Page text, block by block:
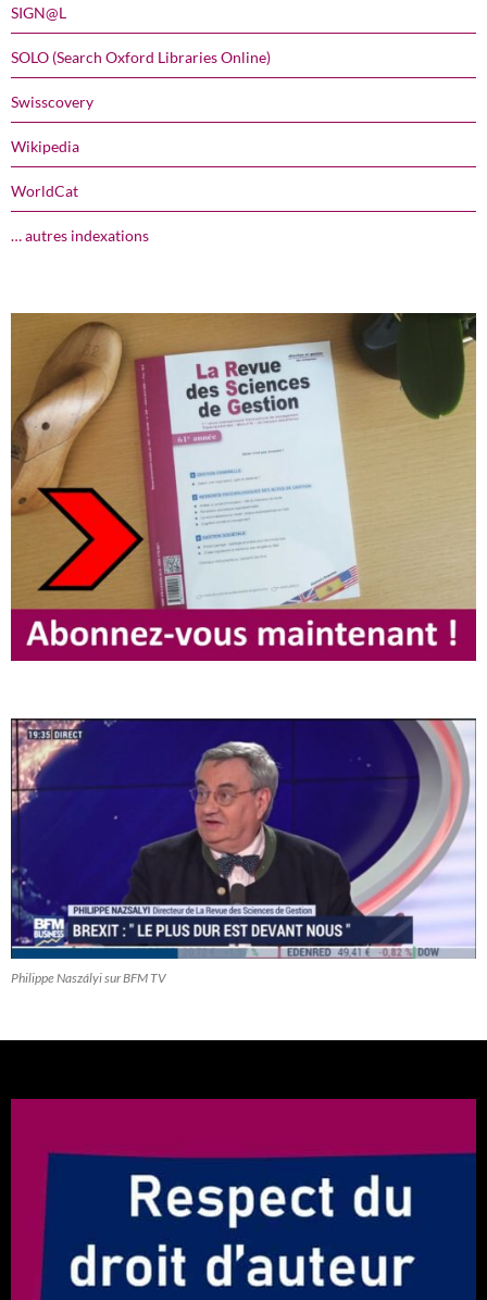
SIGN@L
SOLO (Search Oxford Libraries Online)
Swisscovery
Wikipedia
WorldCat
… autres indexations
Philippe Naszályi sur BFM TV